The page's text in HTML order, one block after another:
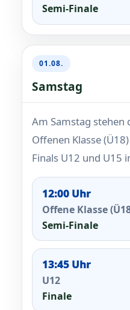
Semi-Finale
01.08.
Samstag
Am Samstag stehen
Offenen Klasse
Finals U12 und U15
12:00 Uhr
Offene Klasse
Semi-Finale
13:45 Uhr
U12
Finale